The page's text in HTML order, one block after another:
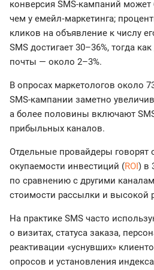
конверсия SMS-кампаний
чем у емейл‑маркетинга;
кликов на объявление к числу
SMS достигает 30–36%, тогда
почты — около 2–3%.
В опросах маркетологов около
SMS-кампании заметно
а более половины включают
прибыльных каналов.
Отдельные провайдеры говорят
окупаемости инвестиций (ROI ) в
по сравнению с другими
стоимости рассылки и высокой
На практике SMS часто
о визитах, статуса заказа,
реактивации «уснувших»
опросов и установления